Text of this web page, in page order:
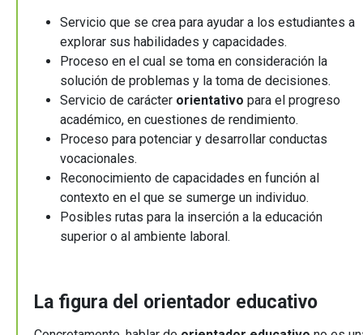
Servicio que se crea para ayudar a los estudiantes a
explorar sus habilidades y capacidades.
Proceso en el cual se toma en consideración la
solución de problemas y la toma de decisiones.
Servicio de carácter orientativo para el progreso
académico, en cuestiones de rendimiento.
Proceso para potenciar y desarrollar conductas
vocacionales.
Reconocimiento de capacidades en función al
contexto en el que se sumerge un individuo.
Posibles rutas para la inserción a la educación
superior o al ambiente laboral.
La figura del orientador educativo